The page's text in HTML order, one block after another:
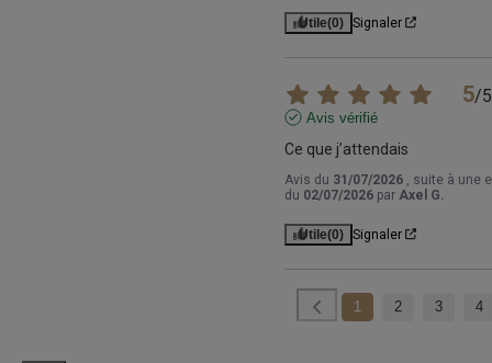
Utile(0) Signaler
5/5
Avis vérifié
Ce que j’attendais
Avis du 31/07/2026
, suite à une
du 02/07/2026 par Axel G.
Utile(0) Signaler
1 2 3 4